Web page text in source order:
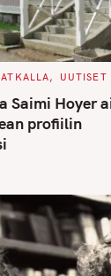
UUTISET
Saimi Hoyer
profiilin